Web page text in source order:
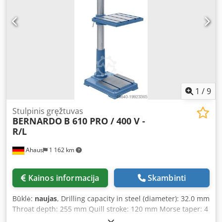
Optimum grinding results thanks to the specially guided
collet - Includes device for point thinning - Universally
grinding process Scope of delivery: - CBN grinding wheel -
ER 20 collets, 3 – 12 mm * 11 pcs. (3 / 4 / 5 / 6 / 7 / 8 / 9 / 10
/ 11 / 12 / 13 mm) - ER 25 collets, 14 – 20 mm * 7 pcs. (14 /
15 / 16 / 17 / 18 / 19 / 20 mm) - Collet holders ER 20 and ER
1 /9
Ahaus 1 162 km
Stulpinis gręžtuvas
BERNARDO B 610 PRO / 400 V -
R/L
Kainos informacija Skambinti
Būklė: naujas, Drilling capacity in steel (diameter): 32.0 mm
Throat depth: 255 mm Quill stroke: 120 mm Morse taper: 4
MT Table: 385 x 335 mm Speed range: 80 - 2130 rpm Total